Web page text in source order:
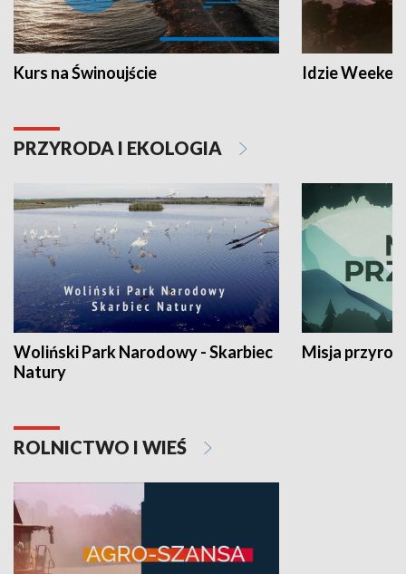
Kurs na Świnoujście Idzie
PRZYRODA I EKOLOGIA
Woliński Park Narodowy - Skarbiec
Natury
Misja
ROLNICTWO I WIEŚ